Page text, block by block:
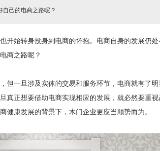
己的电商之路呢？
开始转身投身到电商的怀抱。电商自身的发展仍处
商之路呢？
但一旦涉及实体的交易和服务环节，电商就有了
真正想要借助电商实现相应的发展，就必然要重
健康发展的背景下，木门企业更应当顺势而为。